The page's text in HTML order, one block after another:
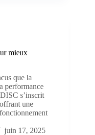
mieux
que la
performance
s’inscrit
une
juin 17, 2025